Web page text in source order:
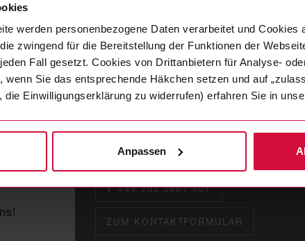
werden personenbezogene Daten verarbeitet und Cookies
zwingend für die Bereitstellung der Funktionen der
Fall gesetzt. Cookies von Drittanbietern für Analyse-
Sie das entsprechende Häkchen setzen und auf
Einwilligungserklärung zu widerrufen) erfahren Sie in
Anpassen
Ali Ekici
Team Leader Wire Harness
T+49 202 2681 507
ZUM KONTAKTFORMULAR